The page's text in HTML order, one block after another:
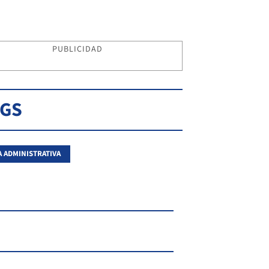
PUBLICIDAD
ADMINISTRATIVA